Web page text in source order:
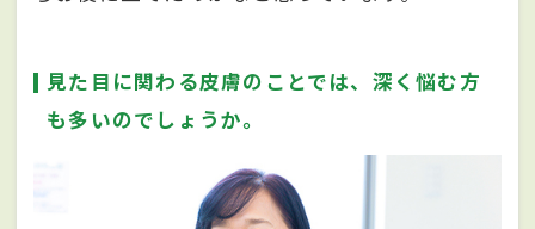
見た目に関わる皮膚のことでは、深く悩む方
も多いのでしょうか。